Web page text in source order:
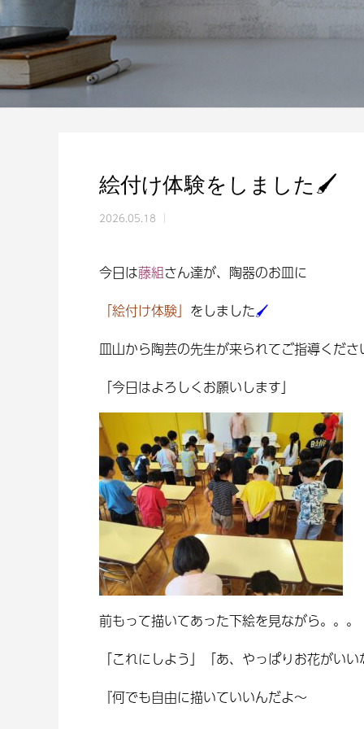
絵付け体験をしました🖌
2026.05.18
今日は藤組さん達が、陶器のお皿に
「絵付け体験」 をしました🖌
皿山から陶芸の先生が来られてご指導くださ
「今日はよろしくお願いします」
前もって描いてあった下絵を見ながら。。。
「これにしよう」「あ、やっぱりお花がいい
『何でも自由に描いていいんだよ～